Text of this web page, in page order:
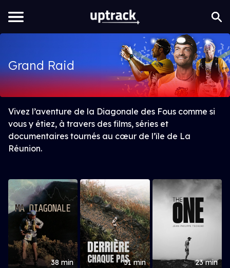
Grand Raid
Vivez l’aventure de la Diagonale des Fous comme si
vous y étiez, à travers des films, séries et
documentaires tournés au cœur de l’île de La
Réunion.
38 min 31 min 23 min